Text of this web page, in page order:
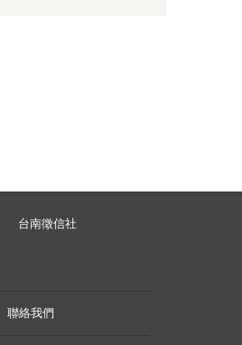
台南徵信社
聯絡我們